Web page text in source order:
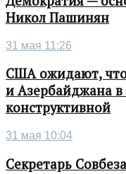
Никол Пашинян
31 мая 11:26
США ожидают,
и Азербайджана
конструктивной
31 мая 10:04
Секретарь